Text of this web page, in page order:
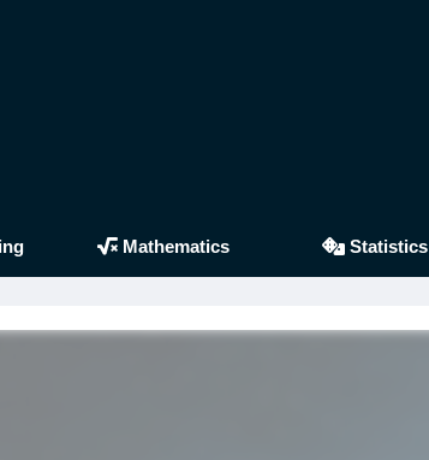
Mathematics Statistics